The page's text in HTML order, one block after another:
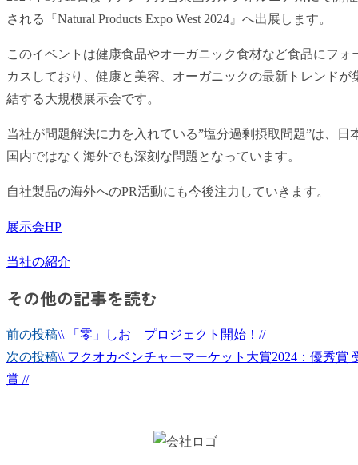
される『Natural Products Expo West 2024』へ出展します。
このイベントは健康食品やオーガニック食材など食品にフォ
カスしており、健康と美容、オーガニックの最新トレンドが
結する大規模展示会です。
当社が問題解決に力を入れている”塩分過剰摂取問題”は、日
国内ではなく海外でも深刻な問題となっています。
自社製品の海外へのPR活動にも今後注力していきます。
展示会HP
当社の紹介
その他の記事を読む
前の投稿\\ 「零」しお プロジェクト開始！//
次の投稿\\ フクオカベンチャーマーケット大賞2024：優秀賞
賞 //